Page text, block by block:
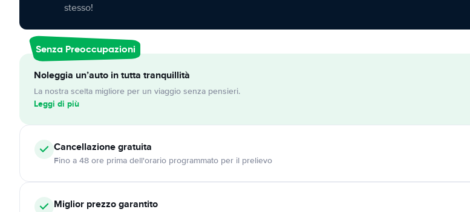
stesso!
Senza Preoccupazioni
Noleggia un’auto in tutta tranquillità
La nostra scelta migliore per un viaggio senza pensieri.
Leggi di più
Cancellazionegratuita
Fino a 48 ore prima dell'orario programmato per il prelievo
Miglior prezzo garantito